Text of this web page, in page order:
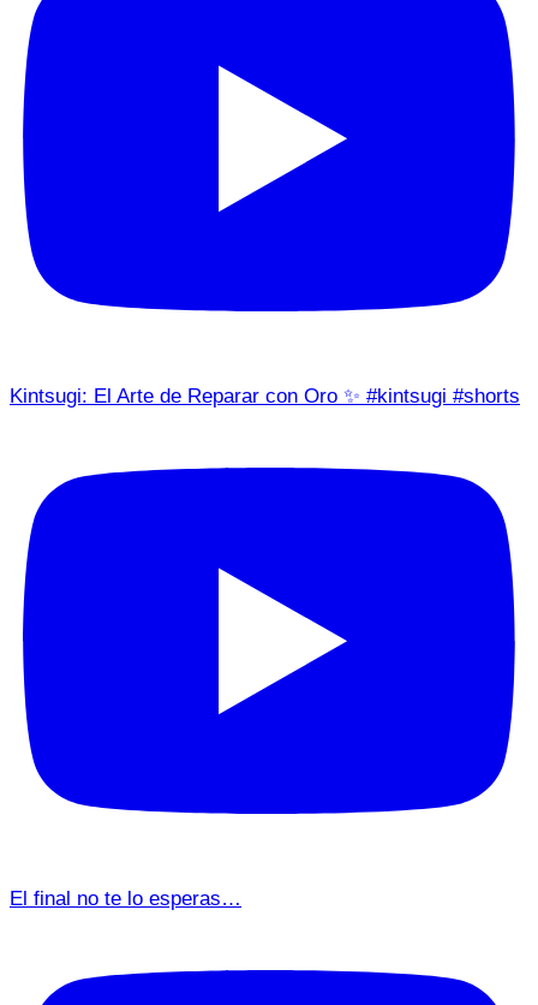
Kintsugi: El Arte de Reparar con Oro ✨ #kintsugi #shorts
El final no te lo esperas…